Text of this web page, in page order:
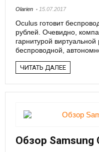
Olarien 15.07.2017
Oculus готовит
рублей. Очевидно,
гарнитурой
беспроводной,
ЧИТАТЬ ДАЛЕЕ
Обзор Samsung